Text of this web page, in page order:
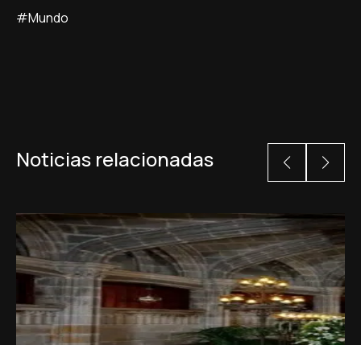
#Mundo
Noticias relacionadas